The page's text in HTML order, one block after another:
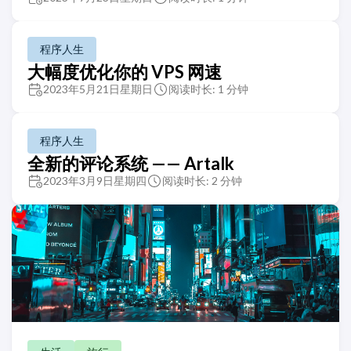
程序人生
大幅度优化你的 VPS 网速
2023年5月21日星期日 阅读时长: 1 分钟
程序人生
全新的评论系统 —— Artalk
2023年3月9日星期四 阅读时长: 2 分钟